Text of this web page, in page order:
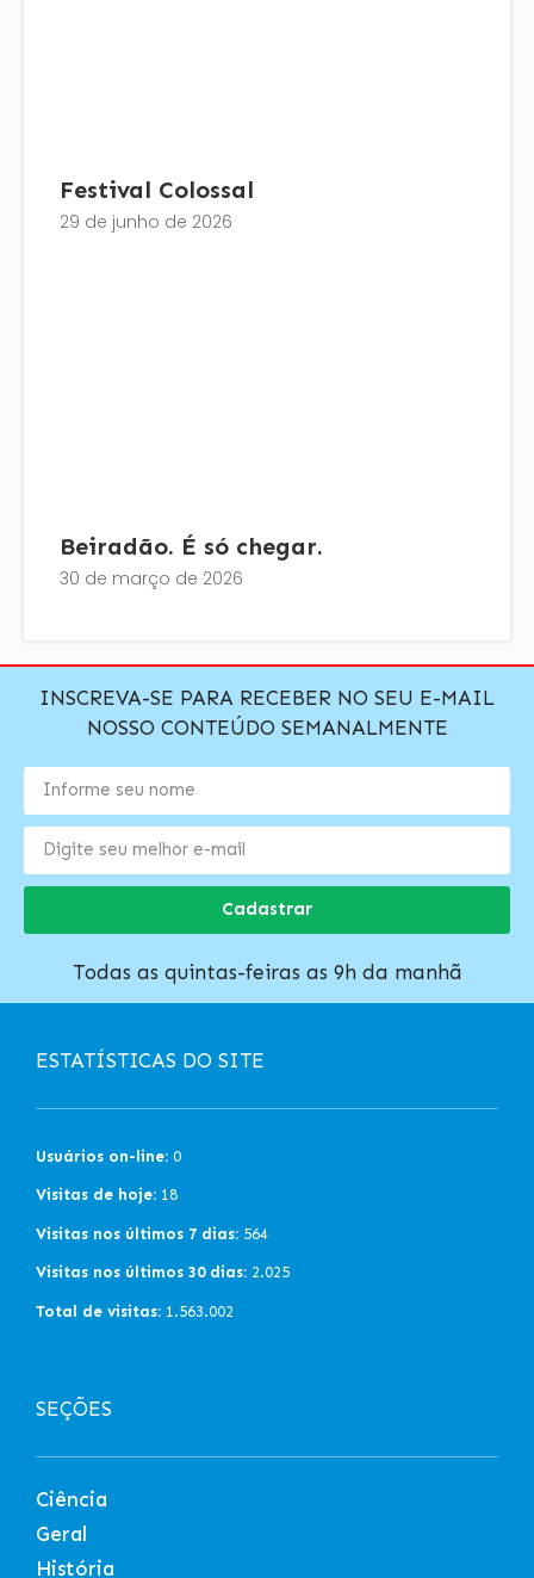
Festival Colossal
29 de junho de 2026
Beiradão. É só chegar.
30 de março de 2026
INSCREVA-SE PARA RECEBER NO SEU E-MAIL
NOSSO CONTEÚDO SEMANALMENTE
Cadastrar
Todas as quintas-feiras as 9h da manhã
ESTATÍSTICAS DO SITE
Usuários on-line: 0
Visitas de hoje: 18
Visitas nos últimos 7 dias: 564
Visitas nos últimos 30 dias: 2.025
Total de visitas: 1.563.002
SEÇÕES
Ciência
Geral
História